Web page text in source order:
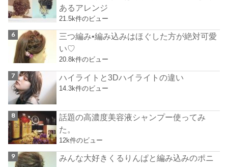
あるアレンジ
21.5k件のビュー
三つ編み•編み込みはほぐした方が絶対可愛
い♡
20.8k件のビュー
ハイライトと3Dハイライトの違い
14.3k件のビュー
話題の高濃度美容液シャンプー使ってみ
た。
12k件のビュー
みんな大好きくるりんぱと編み込みのポニ